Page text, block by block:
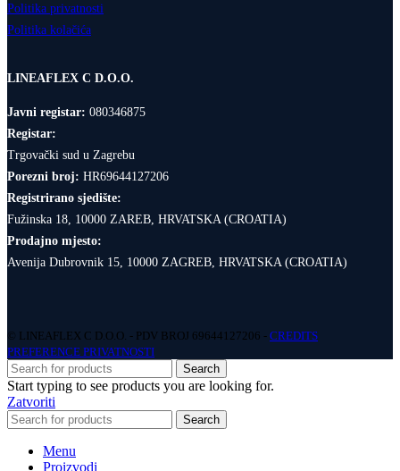
Politika privatnosti
Politika kolačića
LINEAFLEX C D.O.O.
Javni registar: 080346875
Registar:
Trgovački sud u Zagrebu
Porezni broj: HR69644127206
Registrirano sjedište:
Fužinska 18, 10000 ZAREB, HRVATSKA (CROATIA)
Prodajno mjesto:
Avenija Dubrovnik 15, 10000 ZAGREB, HRVATSKA (CROATIA)
© LINEAFLEX C D.O.O. - PDV BROJ 69644127206 - CREDITS
PREFERENCE PRIVATNOSTI
Search
Start typing to see products you are looking for.
Zatvoriti
Search
Menu
Proizvodi